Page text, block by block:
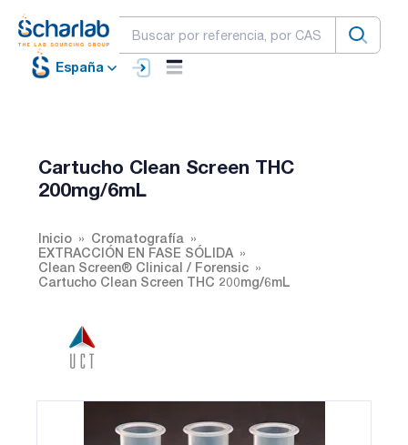
España
Cartucho Clean Screen THC
200mg/6mL
Inicio
Cromatografía
EXTRACCIÓN EN FASE SÓLIDA
Clean Screen® Clinical / Forensic
Cartucho Clean Screen THC 200mg/6mL